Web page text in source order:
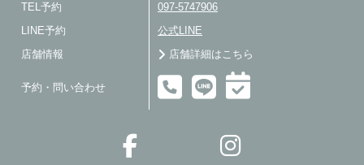
TEL予約 097-5747906
LINE予約 公式LINE
店舗情報 店舗詳細はこちら
予約・問い合わせ